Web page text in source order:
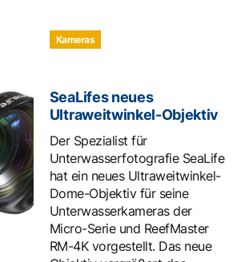
Kameras
SeaLifes neues
Ultraweitwinkel-Objektiv
Der Spezialist für
Unterwasserfotografie SeaLife
hat ein neues Ultraweitwinkel-
Dome-Objektiv für seine
Unterwasserkameras der
Micro-Serie und ReefMaster
RM-4K vorgestellt. Das neue